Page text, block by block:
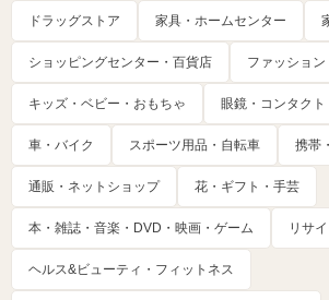
ドラッグストア 家具・ホームセンター
ショッピングセンター・百貨店 ファッション
キッズ・ベビー・おもちゃ 眼鏡・コンタク
車・バイク スポーツ用品・自転車 携帯
通販・ネットショップ 花・ギフト・手芸
本・雑誌・音楽・DVD・映画・ゲーム リサ
ヘルス&ビューティ・フィットネス